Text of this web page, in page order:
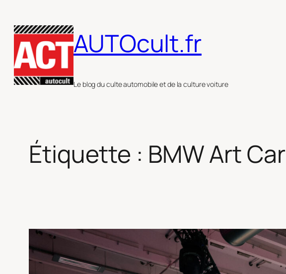
au
contenu
AUTOcult.fr
Le blog du culte automobile et de la culture voiture
Étiquette : BMW Art Car